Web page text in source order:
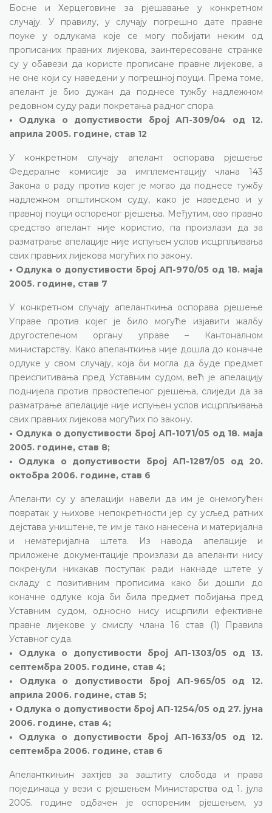
Босне и Херцеговине за рјешавање у конкретном
случају. У правилу, у случају погрешно дате правне
поуке у одлукама које се могу побијати неким од
прописаних правних лијекова, заинтересоване странке
су у обавези да користе прописане правне лијекове, а
не оне који су наведени у погрешној поуци. Према томе,
апелант је био дужан да поднесе тужбу надлежном
редовном суду ради покретања радног спора.
• Одлука о допустивости број АП-309/04 од 12.
априла 2005. године, став 12
У конкретном случају апелант оспорава рјешење
Федералне комисије за имплементацију члана 143
Закона о раду против којег је могао да поднесе тужбу
надлежном општинском суду, како је наведено и у
правној поуци оспореног рјешења. Међутим, ово правно
средство апелант није користио, па произлази да за
разматрање апелације није испуњен услов исцрпљивања
свих правних лијекова могућих по закону.
• Одлука о допустивости број АП-970/05 од 18. маја
2005. године, став 7
У конкретном случају апеланткиња оспорава рјешење
Управе против којег је било могуће изјавити жалбу
другостепеном органу управе – Кантоналном
министарству. Како апеланткиња није дошла до коначне
одлуке у свом случају, која би могла да буде предмет
преиспитивања пред Уставним судом, већ је апелацију
поднијела против првостепеног рјешења, слиједи да за
разматрање апелације није испуњен услов исцрпљивања
свих правних лијекова могућих по закону.
• Одлука о допустивости број АП-1071/05 од 18. маја
2005. године, став 8;
• Одлука о допустивости број АП-1287/05 од 20.
октобра 2006. године, став 6
Апеланти су у апелацији навели да им је онемогућен
повратак у њихове непокретности јер су усљед ратних
дејстава уништене, те им је тако нанесена и материјална
и нематеријална штета. Из навода апелације и
приложене документације произлази да апеланти нису
покренули никакав поступак ради накнаде штете у
складу с позитивним прописима како би дошли до
коначне одлуке која би била предмет побијања пред
Уставним судом, односно нису исцрпили ефективне
правне лијекове у смислу члана 16 став (1) Правила
Уставног суда.
• Одлука о допустивости број АП-1303/05 од 13.
септембра 2005. године, став 4;
• Одлука о допустивости број АП-965/05 од 12.
априла 2006. године, став 5;
• Одлука о допустивости број АП-1254/05 од 27. јуна
2006. године, став 4;
• Одлука о допустивости број АП-1633/05 од 12.
септембра 2006. године, став 6
Апеланткињин захтјев за заштиту слобода и права
појединаца у вези с рјешењем Министарства од 1. јула
2005. године одбачен је оспореним рјешењем, уз